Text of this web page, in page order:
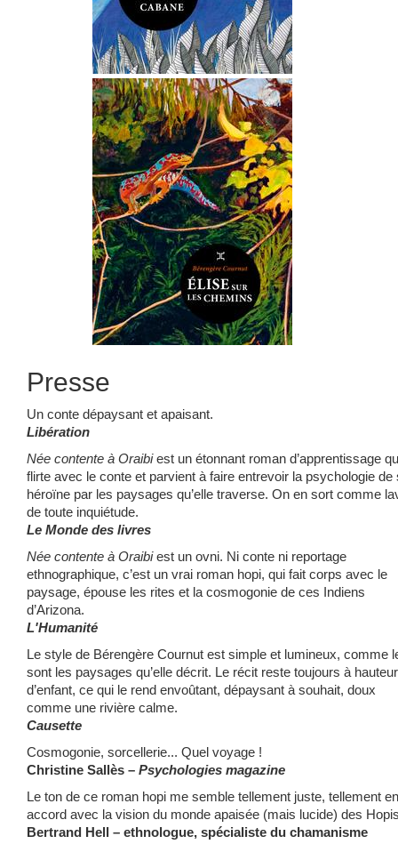
Presse
Un conte dépaysant et apaisant.
Libération
Née contente à Oraibiest un étonnant roman d’ap­prentissage
flirte avec le conte et parvient à faire entrevoir la psycholo­gie de
héroïne par les paysages qu’elle traverse. On en sort comme
de toute inquiétude.
Le Monde des livres
Née contente à Oraibiest un ovni. Ni conte ni reportage
ethnographique, c’est un vrai roman hopi, qui fait corps avec le
paysage, épouse les rites et la cosmogonie de ces Indiens
d’Arizona.
L'Humanité
Le style de Bérengère Cournut est simple et lumineux, comme
sont les paysages qu’elle décrit. Le récit reste toujours à hauteur
d’enfant, ce qui le rend envoûtant, dépaysant à souhait, doux
comme une rivière calme.
Causette
Cosmogonie, sorcellerie... Quel voyage !
Christine Sallès – Psychologies magazine
Le ton de ce roman hopi me semble tellement juste, tellement en
accord avec la vision du monde apaisée (mais lucide) des
Bertrand Hell – ethnologue, spécialiste du chamanisme